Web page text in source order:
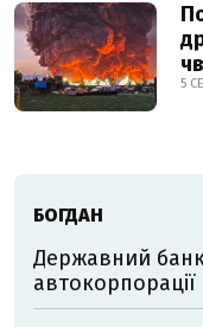
5
БОГДАН
Державний